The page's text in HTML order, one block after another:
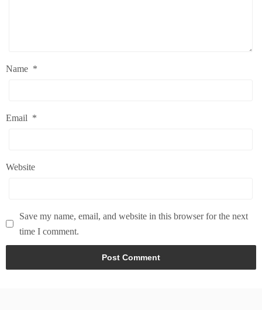
Name *
Email *
Website
Save my name, email, and website in this browser for the next
time I comment.